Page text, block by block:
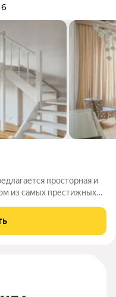
6
просторная и
из самых престижных
этаже. Высокие потолки